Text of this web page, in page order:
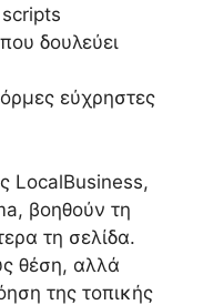
δουλεύει
εύχρηστες
LocalBusiness,
βοηθούν τη
τη σελίδα.
θέση, αλλά
της τοπικής